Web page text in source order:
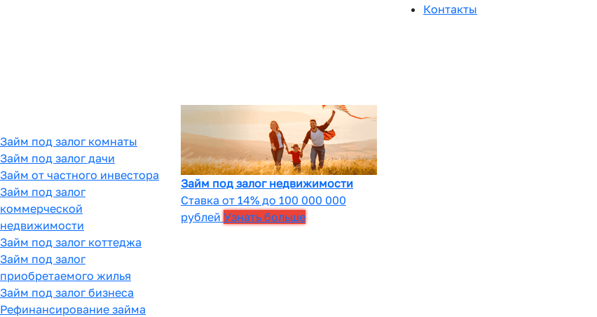
Займ под залог комнаты
Займ под залог дачи
Займ от частного инвестора
Займ под залог
коммерческой
недвижимости
Займ под залог коттеджа
Займ под залог
приобретаемого жилья
Займ под залог бизнеса
Рефинансирование займа
Займ под залог недвижимости
Ставка от 14% до 100 000 000
рублей Узнать больше
Контакты